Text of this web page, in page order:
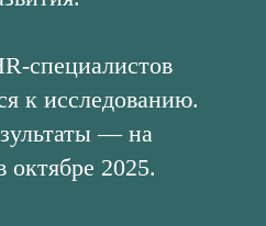
специалистов
к исследованию.
— на
октябре 2025.